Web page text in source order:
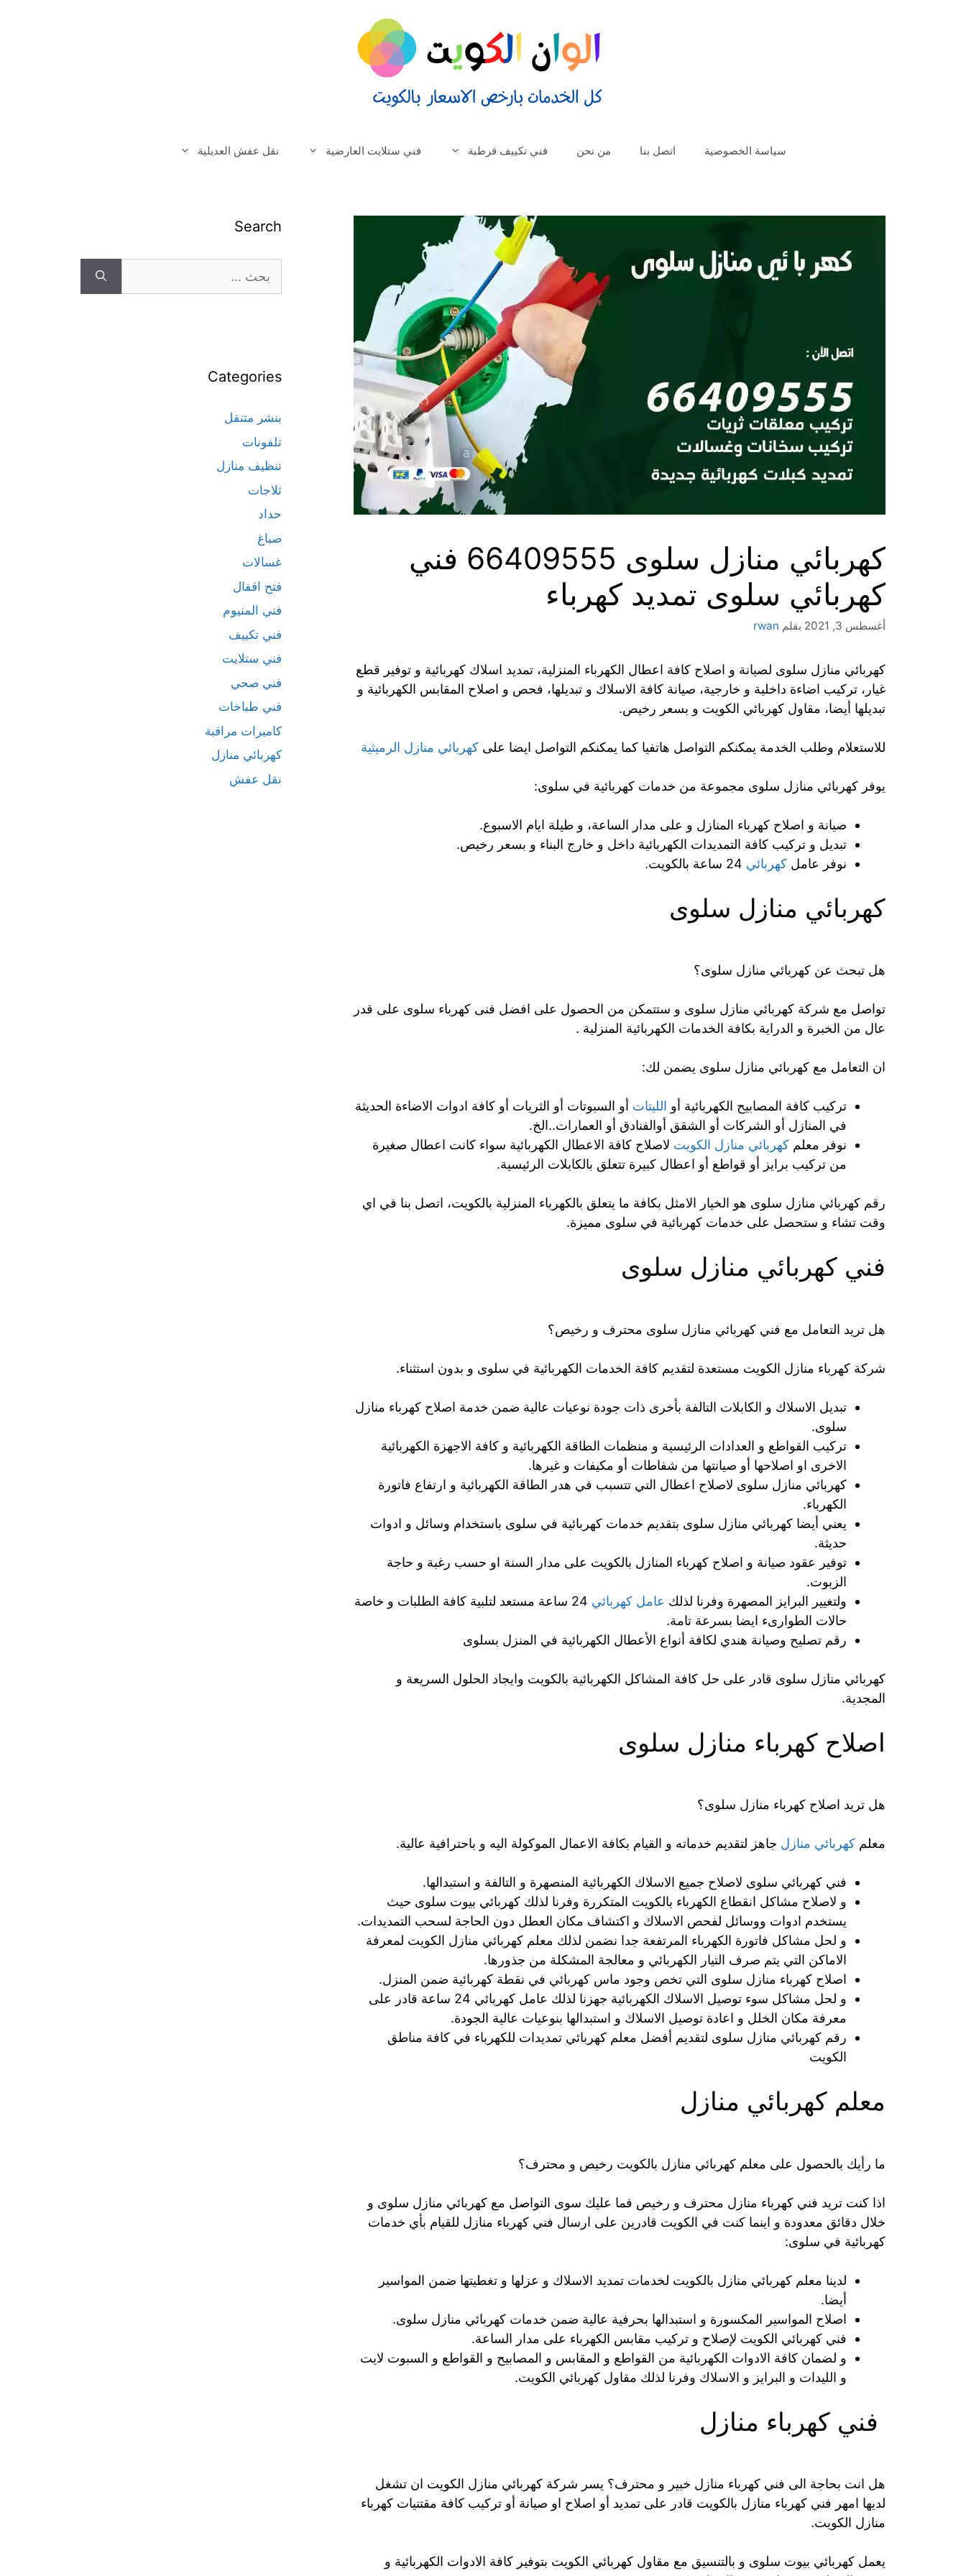
سياسة الخصوصية اتصل بنا من نحن فني تكييف قرطبة فني ستلايت العارضية نقل عفش العديلية
كهربائي منازل سلوى 66409555 فني
كهربائي سلوى تمديد كهرباء
أغسطس 3, 2021 بقلم rwan
كهربائي منازل سلوى لصيانة و اصلاح كافة اعطال الكهرباء المنزلية، تمديد اسلاك كهربائية و توفير قطع
غيار، تركيب اضاءة داخلية و خارجية، صيانة كافة الاسلاك و تبديلها، فحص و اصلاح المقابس الكهربائية و
تبديلها أيضا، مقاول كهربائي الكويت و بسعر رخيص.
للاستعلام وطلب الخدمة يمكنكم التواصل هاتفيا كما يمكنكم التواصل ايضا على كهربائي منازل الرميثية
يوفر كهربائي منازل سلوى مجموعة من خدمات كهربائية في سلوى:
صيانة و اصلاح كهرباء المنازل و على مدار الساعة، و طيلة ايام الاسبوع.
تبديل و تركيب كافة التمديدات الكهربائية داخل و خارج البناء و بسعر رخيص.
نوفر عامل كهربائي
كهربائي منازل سلوى
هل تبحث عن كهربائي منازل سلوى؟
تواصل مع شركة كهربائي منازل سلوى و ستتمكن من الحصول على افضل فنى كهرباء سلوى على قدر
عال من الخبرة و الدراية بكافة الخدمات الكهربائية المنزلية .
ان التعامل مع كهربائي منازل سلوى يضمن لك:
تركيب كافة المصابيح الكهربائية أو الليتات أو السبوتات أو الثريات أو كافة ادوات الاضاءة الحديثة
في المنازل أو الشركات أو الشقق أوالفنادق أو العمارات..الخ.
نوفر معلم كهربائي منازل الكويت لاصلاح كافة الاعطال الكهربائية سواء كانت اعطال صغيرة
من تركيب برايز أو قواطع أو اعطال كبيرة تتعلق بالكابلات الرئيسية.
رقم كهربائي منازل سلوى هو الخيار الامثل بكافة ما يتعلق بالكهرباء المنزلية بالكويت، اتصل بنا في اي
وقت تشاء و ستحصل على خدمات كهربائية في سلوى مميزة.
فني كهربائي منازل سلوى
هل تريد التعامل مع فني كهربائي منازل سلوى محترف و رخيص؟
شركة كهرباء منازل الكويت مستعدة لتقديم كافة الخدمات الكهربائية في سلوى و بدون استثناء.
تبديل الاسلاك و الكابلات التالفة بأخرى ذات جودة نوعيات عالية ضمن خدمة اصلاح كهرباء منازل
سلوى.
تركيب القواطع و العدادات الرئيسية و منظمات الطاقة الكهربائية و كافة الاجهزة الكهربائية
الاخرى او اصلاحها أو صيانتها من شفاطات أو مكيفات و غيرها.
كهربائي منازل سلوى لاصلاح اعطال التي تتسبب في هدر الطاقة الكهربائية و ارتفاع فاتورة
الكهرباء.
يعني أيضا كهربائي منازل سلوى بتقديم خدمات كهربائية في سلوى باستخدام وسائل و ادوات
حديثة.
توفير عقود صيانة و اصلاح كهرباء المنازل بالكويت على مدار السنة او حسب رغبة و حاجة
الزبوت.
ولتغيير البرايز المصهرة وفرنا لذلك عامل كهربائي
24 ساعة مستعد لتلبية كافة الطلبات و خاصة
حالات الطوارىء ايضا بسرعة تامة.
رقم تصليح وصيانة هندي لكافة أنواع الأعطال الكهربائية في المنزل بسلوى
كهربائي منازل سلوى قادر على حل كافة المشاكل الكهربائية بالكويت وايجاد الحلول السريعة و
المجدية.
اصلاح كهرباء منازل سلوى
هل تريد اصلاح كهرباء منازل سلوى؟
معلم كهربائي منازل جاهز لتقديم خدماته و القيام بكافة الاعمال الموكولة اليه و باحترافية عالية.
فني كهربائي سلوى لاصلاح جميع الاسلاك الكهربائية المنصهرة و التالفة و استبدالها.
و لاصلاح مشاكل انقطاع الكهرباء بالكويت المتكررة وفرنا لذلك كهربائي بيوت سلوى حيث
يستخدم ادوات ووسائل لفحص الاسلاك و اكتشاف مكان العطل دون الحاجة لسحب التمديدات.
و لحل مشاكل فاتورة الكهرباء المرتفعة جدا نضمن لذلك معلم كهربائي منازل الكويت لمعرفة
الاماكن التي يتم صرف التيار الكهربائي و معالجة المشكلة من جذورها.
اصلاح كهرباء منازل سلوى التي تخص وجود ماس كهربائي في نقطة كهربائية ضمن المنزل.
و لحل مشاكل سوء توصيل الاسلاك الكهربائية جهزنا لذلك عامل كهربائي 24 ساعة قادر على
معرفة مكان الخلل و اعادة توصيل الاسلاك و استبدالها بنوعيات عالية الجودة.
رقم كهربائي منازل سلوى لتقديم أفضل معلم كهربائي تمديدات للكهرباء في كافة مناطق
الكويت
معلم كهربائي منازل
ما رأيك بالحصول على معلم كهربائي منازل بالكويت رخيص و محترف؟
اذا كنت تريد فني كهرباء منازل محترف و رخيص فما عليك سوى التواصل مع كهربائي منازل سلوى و
خلال دقائق معدودة و اينما كنت في الكويت قادرين على ارسال فني كهرباء منازل للقيام بأي خدمات
كهربائية في سلوى:
لدينا معلم كهربائي منازل بالكويت لخدمات تمديد الاسلاك و عزلها و تغطيتها ضمن المواسير
أيضا.
اصلاح المواسير المكسورة و استبدالها بحرفية عالية ضمن خدمات كهربائي منازل سلوى.
فني كهربائي الكويت لإصلاح و تركيب مقابس الكهرباء على مدار الساعة.
و لضمان كافة الادوات الكهربائية من القواطع و المقابس و المصابيح و القواطع و السبوت لايت
و الليدات و البرايز و الاسلاك وفرنا لذلك مقاول كهربائي الكويت.
فني كهرباء منازل
هل انت بحاجة الى فني كهرباء منازل خبير و محترف؟ يسر شركة كهربائي منازل الكويت ان تشغل
لديها امهر فني كهرباء منازل بالكويت قادر على تمديد أو اصلاح او صيانة أو تركيب كافة مقتنيات كهرباء
منازل الكويت.
يعمل كهربائي بيوت سلوى و بالتنسيق مع مقاول كهربائي الكويت بتوفير كافة الادوات الكهربائية و
Search
Categories
بنشر متنقل
تلفونات
تنظيف منازل
ثلاجات
حداد
صباغ
غسالات
فتح اقفال
فني المنيوم
فني تكييف
فني ستلايت
فني صحي
فني طباخات
كاميرات مراقبة
كهربائي منازل
نقل عفش